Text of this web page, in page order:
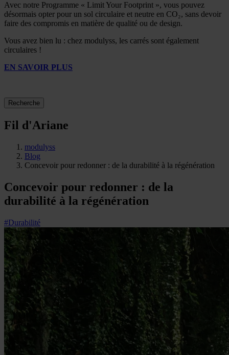
Avec notre Programme « Limit Your Footprint », vous pouvez
désormais opter pour un sol circulaire et neutre en CO₂, sans devoir
faire des compromis en matière de qualité ou de design.
Vous avez bien lu : chez modulyss, les carrés sont également
circulaires !
EN SAVOIR PLUS
Recherche
Fil d'Ariane
modulyss
Blog
Concevoir pour redonner : de la durabilité à la régénération
Concevoir pour redonner : de la
durabilité à la régénération
#Durabilité